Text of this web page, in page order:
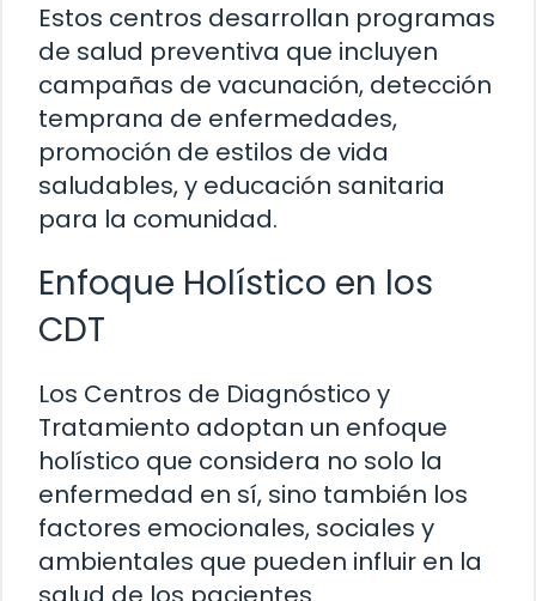
Estos centros desarrollan programas
de salud preventiva que incluyen
campañas de vacunación, detección
temprana de enfermedades,
promoción de estilos de vida
saludables, y educación sanitaria
para la comunidad.
Enfoque Holístico en los
CDT
Los Centros de Diagnóstico y
Tratamiento adoptan un enfoque
holístico que considera no solo la
enfermedad en sí, sino también los
factores emocionales, sociales y
ambientales que pueden influir en la